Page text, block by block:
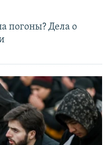
погоны? Дела о